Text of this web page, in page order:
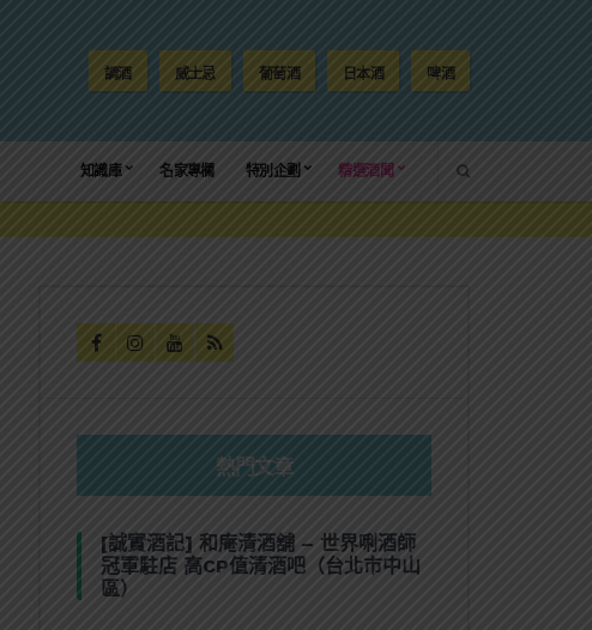
調酒 威士忌 葡萄酒 日本酒 啤酒
知識庫 名家專欄 特別企劃 精選酒聞
熱門文章
[誠實酒記] 和庵清酒舖 – 世界唎酒師
冠軍駐店 高CP值清酒吧（台北市中山
區）